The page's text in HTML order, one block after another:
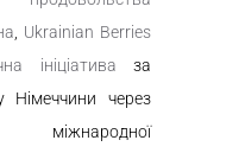
Ukrainian Berries
ініціатива за
Німеччини через